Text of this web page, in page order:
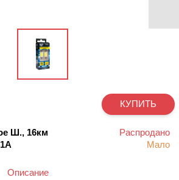
КУПИТЬ
Ш., 16км
Распродано
Мало
Описание